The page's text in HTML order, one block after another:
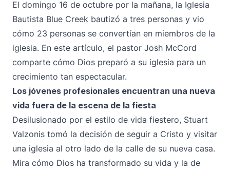
El domingo 16 de octubre por la mañana, la Iglesia
Bautista Blue Creek bautizó a tres personas y vio
cómo 23 personas se convertían en miembros de la
iglesia. En este artículo, el pastor Josh McCord
comparte cómo Dios preparó a su iglesia para un
crecimiento tan espectacular.
Los jóvenes profesionales encuentran una nueva
vida fuera de la escena de la fiesta
Desilusionado por el estilo de vida fiestero, Stuart
Valzonis tomó la decisión de seguir a Cristo y visitar
una iglesia al otro lado de la calle de su nueva casa.
Mira cómo Dios ha transformado su vida y la de